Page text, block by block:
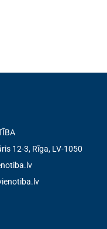
12-3, Rīga, LV-1050